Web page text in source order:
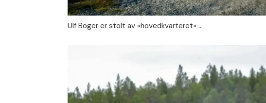
Ulf Boger er stolt av «hovedkvarteret» …